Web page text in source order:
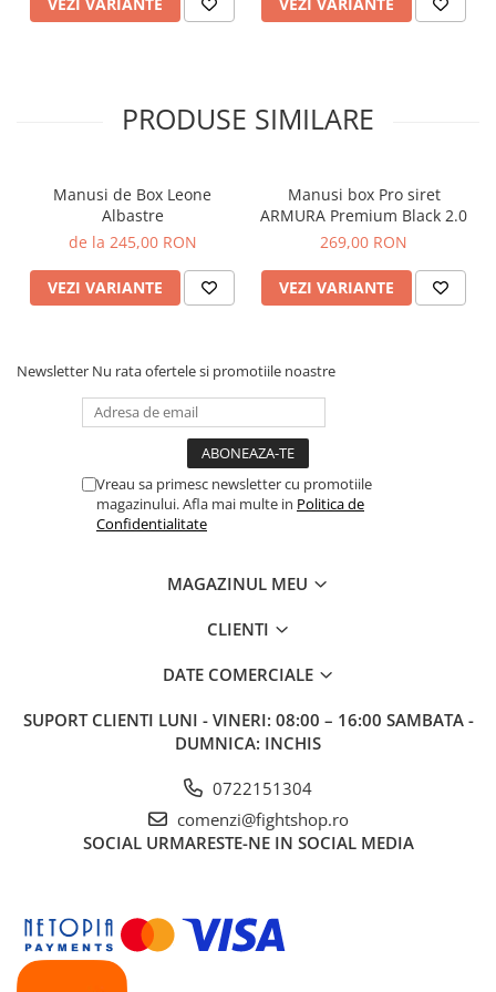
PRODUSE SIMILARE
Manusi de Box Leone
Albastre
de la 245,00 RON
VEZI VARIANTE
Manusi box Pro siret
ARMURA Premium Black 2.0
269,00 RON
VEZI VARIANTE
Newsletter Nu rata ofertele si promotiile noastre
Vreau sa primesc newsletter cu promotiile
magazinului. Afla mai multe in Politica de
Confidentialitate
MAGAZINUL MEU
CLIENTI
DATE COMERCIALE
SUPORT CLIENTI LUNI - VINERI: 08:00 – 16:00 SAMBATA -
DUMNICA: INCHIS
0722151304
comenzi@fightshop.ro
SOCIAL URMARESTE-NE IN SOCIAL MEDIA